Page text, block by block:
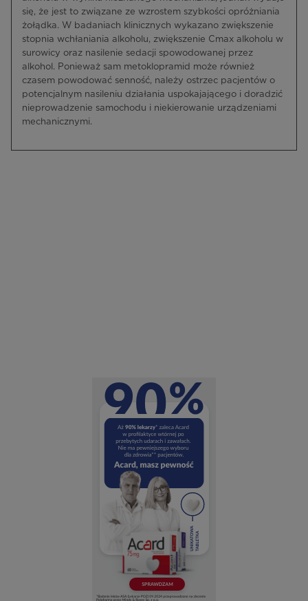
się, że jest to związane ze wzrostem szybkości opróżniania
żołądka. W badaniach klinicznych wykazano zwiększenie
stopnia wchłaniania alkoholu, zwiększenie Cmax alkoholu w
surowicy oraz nasilenie sedacji spowodowanej przez
alkohol. Ponieważ sam metoklopramid może również
czasem powodować senność, należy ostrzec pacjentów o
potencjalnym nasileniu działania uspokajającego i doradzić
nieprowadzenie samochodu i niekierowanie urządzeniami
mechanicznymi.